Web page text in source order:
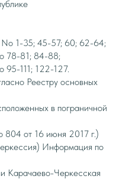
1-35; 45-57; 60; 62-64;
78-81; 84-88;
95-111; 122-127.
Реестру основных
в пограничной
804 от 16 июня 2017 г.)
Информация по
Карачаево-Черкесская